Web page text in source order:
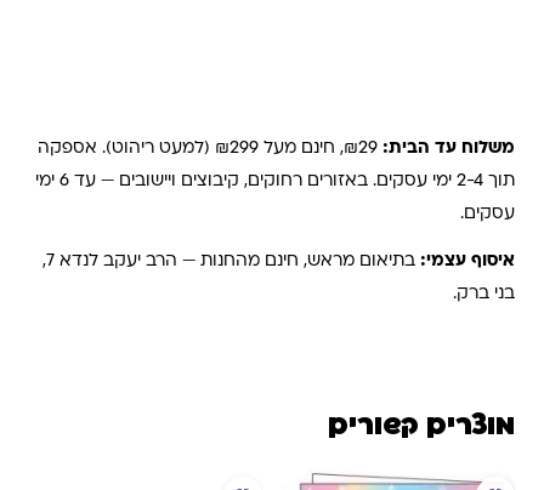
משלוח עד הבית: ₪29, חינם מעל ₪299 (למעט ריהוט). אספקה
תוך 2-4 ימי עסקים. באזורים רחוקים, קיבוצים ויישובים — עד 6 ימי
עסקים.
איסוף עצמי: בתיאום מראש, חינם מהחנות — הרב יעקב לנדא 7,
בני ברק.
מוצרים קשורים